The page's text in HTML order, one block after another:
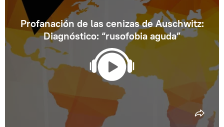
Profanación de las cenizas de Auschwitz:
Diagnóstico: “rusofobia aguda”